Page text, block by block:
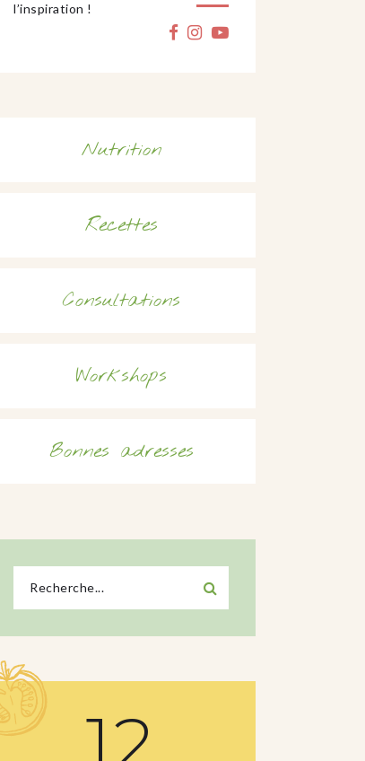
l’inspiration !
Nutrition
Recettes
Consultations
Workshops
Bonnes adresses
12